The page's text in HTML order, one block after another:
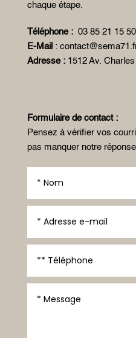
chaque étape.
Téléphone : 03 85 21 15 50
E-Mail :
Adresse : 1512 Av.
Formulaire de contact :
Pensez à vérifier vos
pas manquer notre